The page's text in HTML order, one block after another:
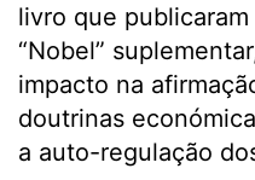
livro que
“Nobel”
impacto na
doutrinas
a auto-regulação